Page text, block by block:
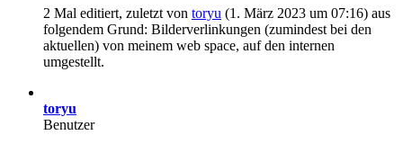
2 Mal editiert, zuletzt von toryu (1. März 2023 um 07:16) aus
folgendem Grund: Bilderverlinkungen (zumindest bei den
aktuellen) von meinem web space, auf den internen
umgestellt.
toryu
Benutzer